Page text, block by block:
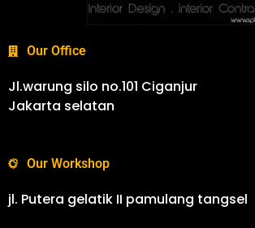
Our Office
Jl.warung silo no.101 Ciganjur
Jakarta selatan
Our Workshop
jl. Putera gelatik II pamulang tangsel